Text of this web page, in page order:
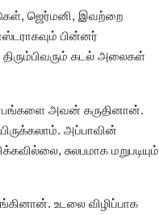
ஜெர்மனி, இவற்றை
பின்னர்
கடல் அலைகள்
அவன் கருதினான்.
அப்பாவின்
சுலபமாக மறுபடியும்
உடலை விழிப்பாக